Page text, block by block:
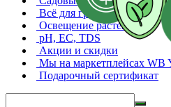
Всё для гроверов
Освещение растений
pH, EC, TDS
Акции и скидки
Мы на маркетплейсах WB
Подарочный сертификат